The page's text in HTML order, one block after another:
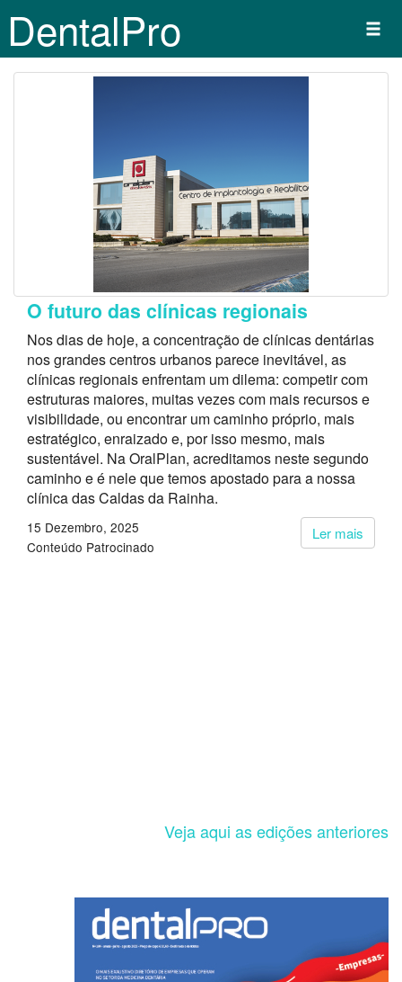
DentalPro
O futuro das clínicas regionais
Nos dias de hoje, a concentração de clínicas dentárias
nos grandes centros urbanos parece inevitável, as
clínicas regionais enfrentam um dilema: competir com
estruturas maiores, muitas vezes com mais recursos e
visibilidade, ou encontrar um caminho próprio, mais
estratégico, enraizado e, por isso mesmo, mais
sustentável. Na OralPlan, acreditamos neste segundo
caminho e é nele que temos apostado para a nossa
clínica das Caldas da Rainha.
Ler mais
15 Dezembro, 2025
Conteúdo Patrocinado
Veja aqui as edições anteriores